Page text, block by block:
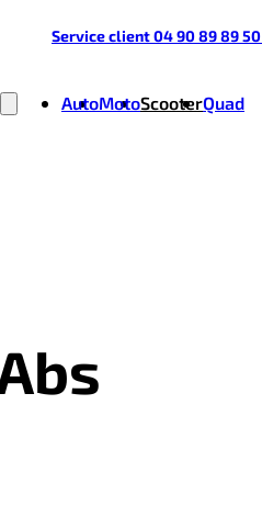
Service client 04 90 89 89 50
AutoMotoScooterQuad